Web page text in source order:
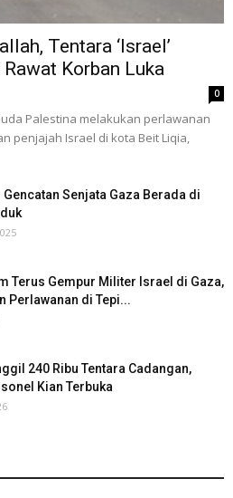
Tentara ‘Israel’
Korban Luka
0
Palestina melakukan perlawanan
penjajah Israel di kota Beit Liqia,
Senjata Gaza Berada di
Terus Gempur Militer Israel di Gaza,
Perlawanan di Tepi...
240 Ribu Tentara Cadangan,
Kian Terbuka